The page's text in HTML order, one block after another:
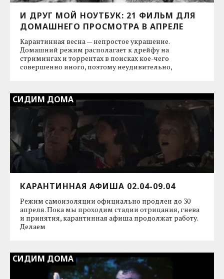
И ДРУГ МОЙ НОУТБУК: 21 ФИЛЬМ ДЛЯ
ДОМАШНЕГО ПРОСМОТРА В АПРЕЛЕ
Карантинная весна — непростое украшение.
Домашний режим располагает к дрейфу на
стримингах и торрентах в поисках кое-чего
совершенно иного, поэтому неудивительно,
СИДИМ ДОМА
КАРАНТИННАЯ АФИША 02.04-09.04
Режим самоизоляции официально продлен до 30
апреля. Пока мы проходим стадии отрицания, гнева
и принятия, карантинная афиша продолжат работу.
Делаем
СИДИМ ДОМА